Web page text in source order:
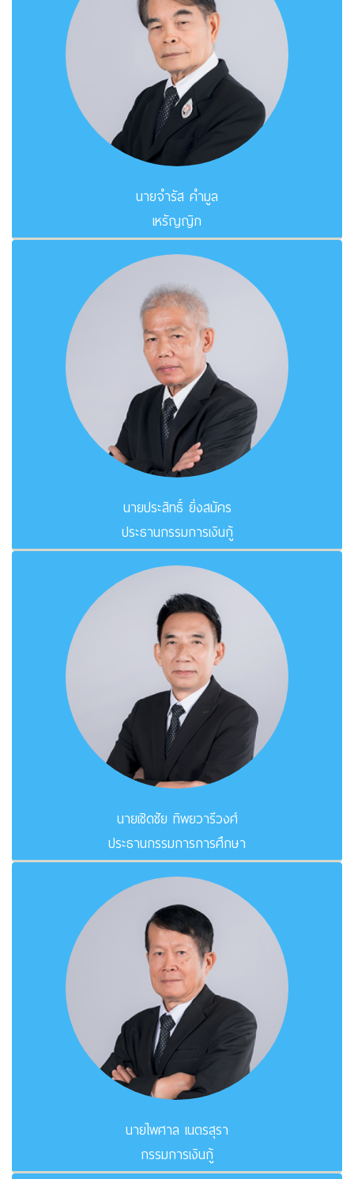
นายจำรัส คำมูล
เหรัญญิก
นายประสิทธิ์ ยิ่งสมัคร
ประธานกรรมการเงินกู้
นายเชิดชัย ทิพยวารีวงศ์
ประธานกรรมการการศึกษา
นายไพศาล เนตรสุรา
กรรมการเงินกู้